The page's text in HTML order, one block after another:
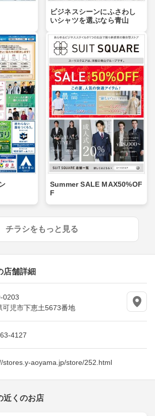
ビジネスシーンにふさわし
いシャツを選ぶなら青山
Summer SALE MAX50%OF
F
チラシをもっと見る
店舗詳細
0203
可児市下恵土5673番地
4127
stores.y-aoyama.jp/store/252.html
近くのお店